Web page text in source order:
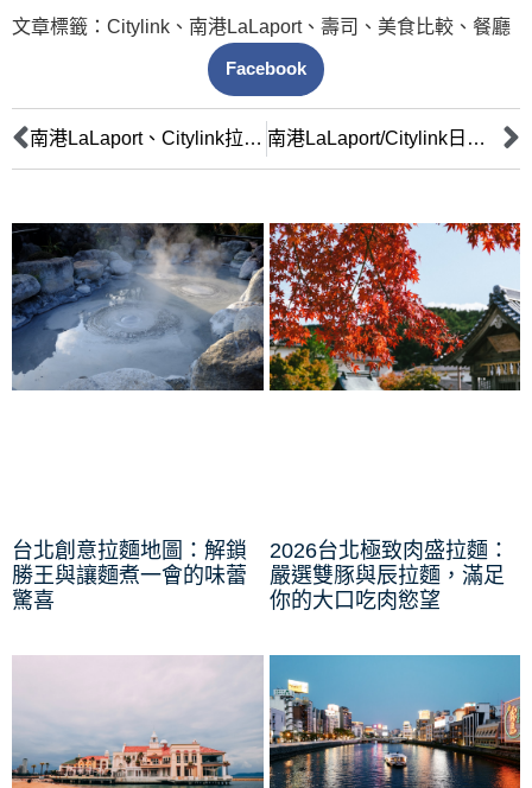
文章標籤： Citylink 、 南港LaLaport、 壽司 、 美食比較 、 餐廳
Facebook
南港LaLaport、Citylink拉麵攻略：排隊名店、湯頭特色、必吃推薦全掌握 南港LaLaport/Citylink日料推薦：長輩友善餐廳完整攻略
台北創意拉麵地圖：解鎖
勝王與讓麵煮一會的味蕾
驚喜
2026台北極致肉盛拉麵：
嚴選雙豚與辰拉麵，滿足
你的大口吃肉慾望